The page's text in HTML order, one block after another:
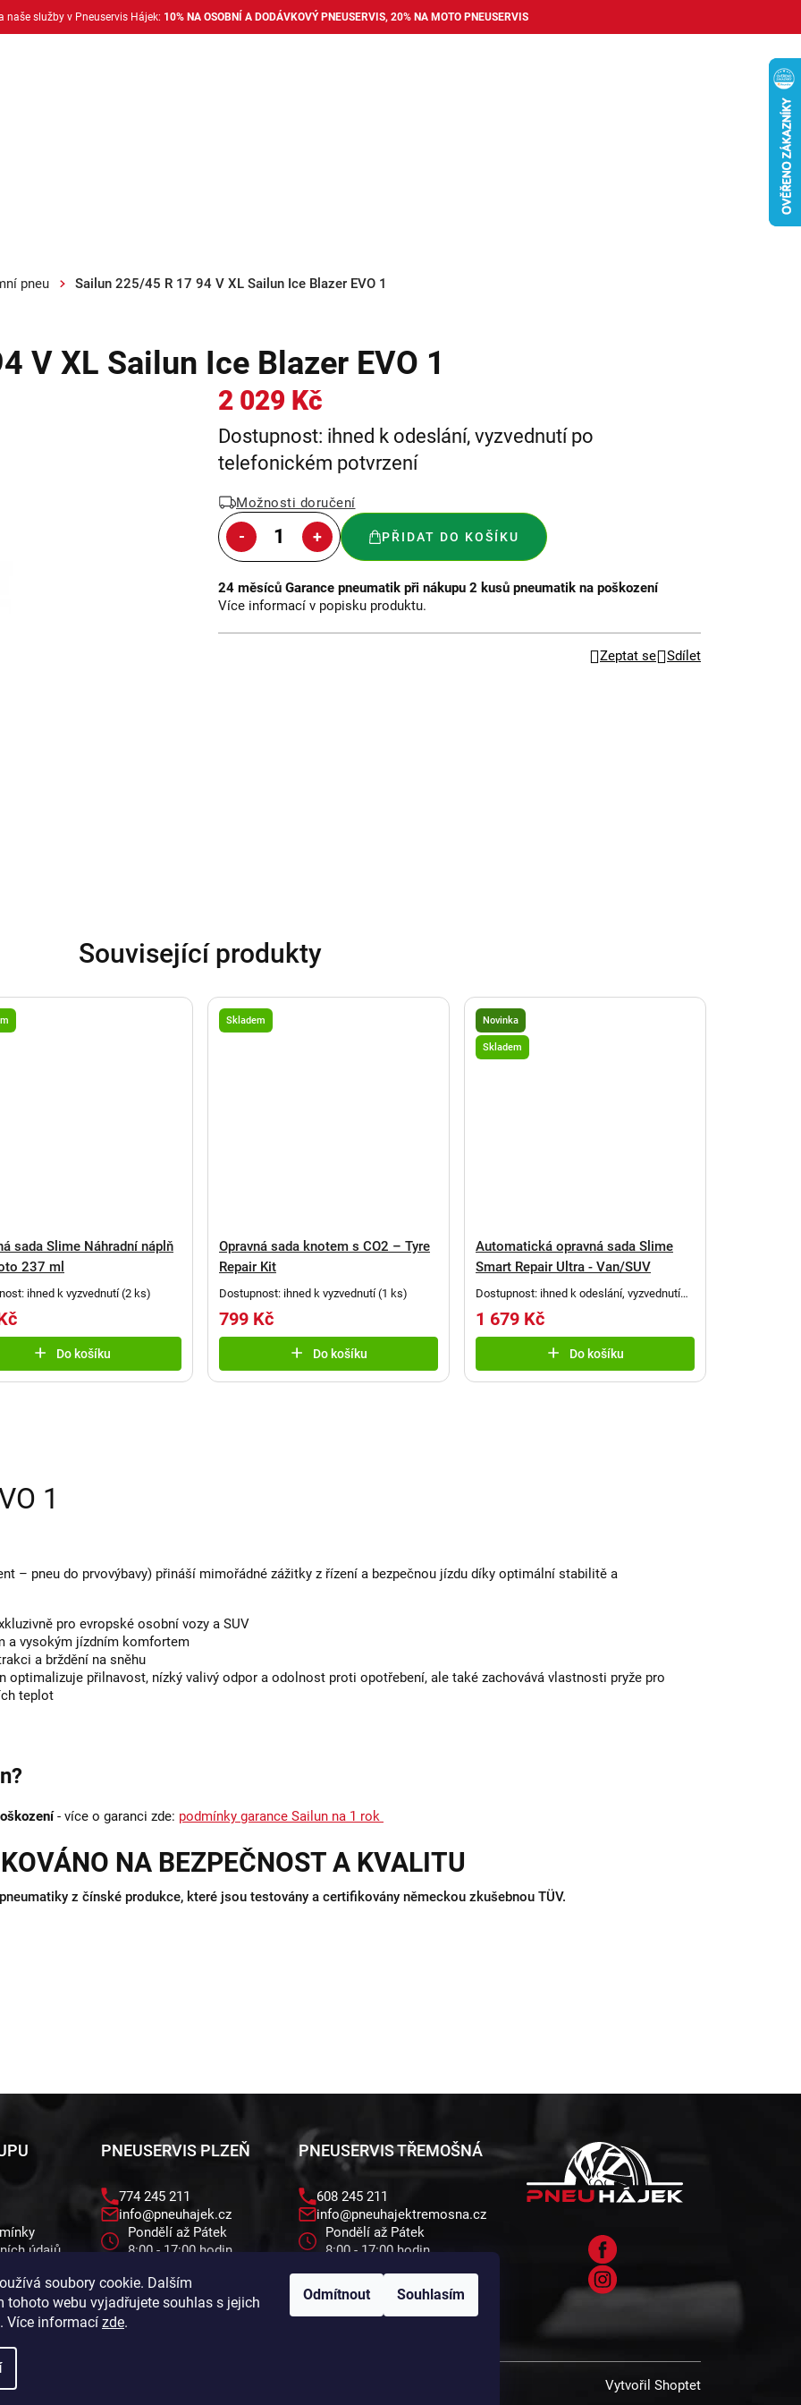
soubory cookie. Dalším
tohoto webu vyjadřujete souhlas s jejich
Více informací zde.
Odmítnout Souhlasím
naše služby v Pneuservis Hájek: 10% NA OSOBNÍ A DODÁVKOVÝ PNEUSERVIS, 20% NA MOTO PNEUSERVIS
Nákupní
pneu Sailun 225/45 R 17 94 V XL Sailun Ice Blazer EVO 1
V XL Sailun Ice Blazer EVO 1
2 029 Kč
Měrná
Dostupnost: ihned k odeslání, vyzvednutí po
telefonickém potvrzení
Možnosti doručení
PŘIDAT DO KOŠÍKU
24 měsíců Garance pneumatik při nákupu 2 kusů pneumatik na poškození
Více informací v popisku produktu.
Zeptat se Sdílet
Související produkty
sada Slime Náhradní náplň
237 ml
ihned k vyzvednutí(2 ks)
Do košíku
Skladem
Opravná sada knotem s CO2 – Tyre
Repair Kit
Dostupnost: ihned k vyzvednutí(1 ks)
799 Kč
Do košíku
Novinka
Skladem
Automatická opravná sada Slime
Smart Repair Ultra - Van/SUV
Dostupnost: ihned k odeslání, vyzvednutí
po telefonickém potvrzení
1 679 Kč
Do košíku
1
– pneu do prvovýbavy) přináší mimořádné zážitky z řízení a bezpečnou jízdu díky optimální stabilitě a
pro evropské osobní vozy a SUV
a vysokým jízdním komfortem
a brždění na sněhu
optimalizuje přilnavost, nízký valivý odpor a odolnost proti opotřebení, ale také zachovává vlastnosti pryže pro
teplot
- více o garanci zde: podmínky garance Sailun na 1 rok
NA BEZPEČNOST A KVALITU
z čínské produkce, které jsou testovány a certifikovány německou zkušebnou TÜV.
údajů
PNEUSERVIS PLZEŇ
774 245 211
info@pneuhajek.cz
Pondělí až Pátek
8:00 - 17:00 hodin
Plzeň
PNEUSERVIS TŘEMOŠNÁ
608 245 211
info@pneuhajektremosna.cz
Pondělí až Pátek
8:00 - 17:00 hodin
Třemošná
Vytvořil Shoptet